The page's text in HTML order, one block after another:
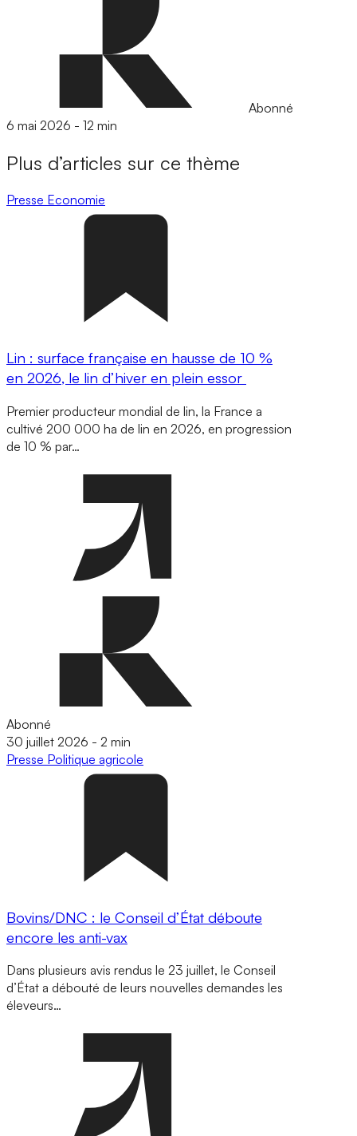
Abonné
6 mai 2026 - 12 min
Plus d’articles sur ce thème
Presse Economie
Lin : surface française en hausse de 10 %
en 2026, le lin d’hiver en plein essor
Premier producteur mondial de lin, la France a
cultivé 200 000 ha de lin en 2026, en progression
de 10 % par…
Abonné
30 juillet 2026 - 2 min
Presse Politique agricole
Bovins/DNC : le Conseil d’État déboute
encore les anti-vax
Dans plusieurs avis rendus le 23 juillet, le Conseil
d’État a débouté de leurs nouvelles demandes les
éleveurs…